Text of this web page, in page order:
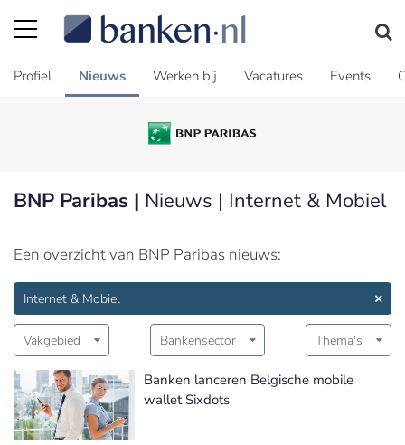
Profiel Nieuws Werken bij Vacatures Events
BNP Paribas | Nieuws | Internet & Mobiel
Een overzicht van BNP Paribas nieuws:
Internet & Mobiel
Vakgebied Bankensector Thema's
Banken lanceren Belgische mobile
wallet Sixdots